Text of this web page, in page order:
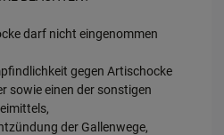
darf nicht eingenommen
gegen Artischocke
sowie einen der sonstigen
der Gallenwege,